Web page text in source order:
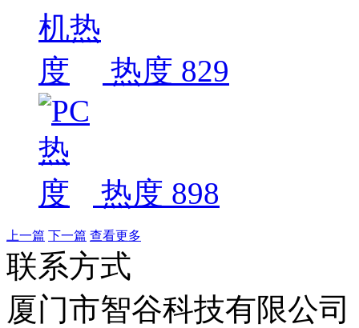
热度 829
热度 898
上一篇 下一篇 查看更多
联系方式
厦门市智谷科技有限公司